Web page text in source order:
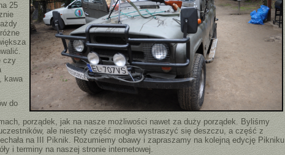
25
czy
kawa
do
porządek, jak na nasze możliwości nawet za duży porządek. Byliśmy
ale niestety część mogła wystraszyć się deszczu, a część z
na III Piknik. Rozumiemy obawy i zapraszamy na kolejną edycję Pikniku
i terminy na naszej stronie internetowej.